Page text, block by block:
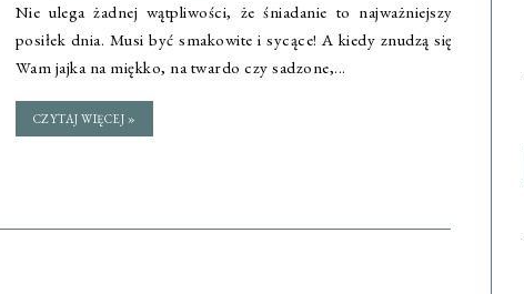
Nie ulega żadnej wątpliwości, że śniadanie to najważniejszy
posiłek dnia. Musi być smakowite i sycące! A kiedy znudzą się
Wam jajka na miękko, na twardo czy sadzone,...
CZYTAJ WIĘCEJ »